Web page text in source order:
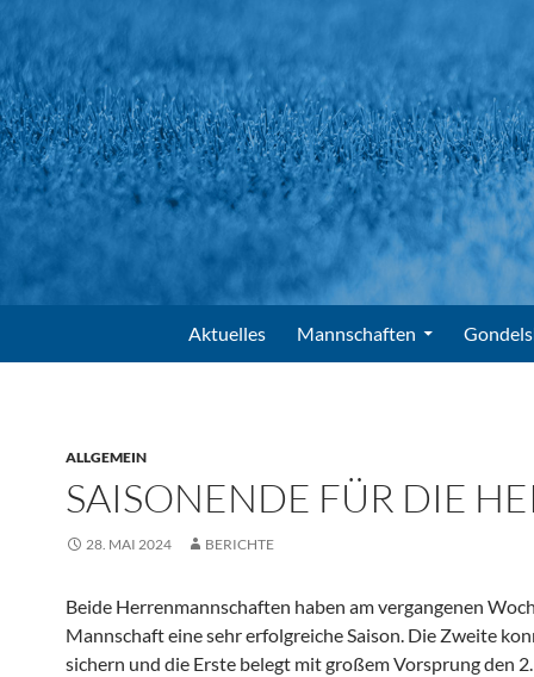
FV Gondelsheim e.V.Zum Inhalt springen
Aktuelles Mannschaften
ALLGEMEIN
SAISONENDE FÜR DIE
28. MAI 2024 BERICHTE
Beide Herrenmannschaften haben am vergangenen
Mannschaft eine sehr erfolgreiche Saison. Die Zweite
sichern und die Erste belegt mit großem Vorsprung den